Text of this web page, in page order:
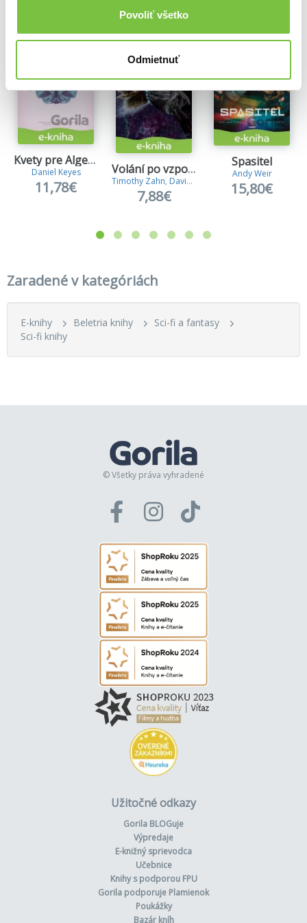
Povoliť všetko
Odmietnuť
Kvety pre Algernona
Daniel Keyes
11,78€
Volání po vzpouře
Timothy Zahn, David Weber Thomas Pope
7,88€
Spasitel
Andy Weir
15,80€
Zaradené v kategóriách
E-knihy Beletria knihy
Sci-fi a fantasy
Sci-fi knihy
© Všetky práva vyhradené
Užitočné odkazy
Gorila BLOGuje
Výpredaje
E-knižný sprievodca
Učebnice
Knihy s podporou FPU
Gorila podporuje Plamienok
Poukážky
Bazár kníh